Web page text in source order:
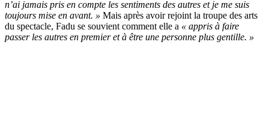
n’ai jamais pris en compte les sentiments des autres et je me suis
toujours mise en avant. » Mais après avoir rejoint la troupe des arts
du spectacle, Fadu se souvient comment elle a « appris à faire
passer les autres en premier et à être une personne plus gentille. »